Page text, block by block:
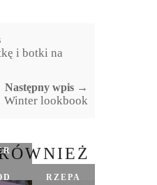
i botki na
Następny wpis →
Winter lookbook
RZEPA